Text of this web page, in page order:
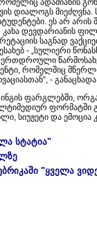
ადამიანის
დიალოგს
ეს არ
დევდარიანის
საგნად
- „სულიერი
რომელშიც
-
ფარგლებში,
ფორმატში
სიუჟეტი და ემოცია
სტატია"
"ყველა